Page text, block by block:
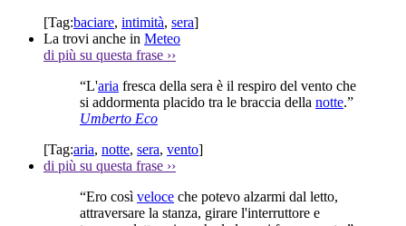
[Tag:baciare, intimità, sera]
La trovi anche in Meteo
di più su questa frase ››
“L'aria fresca della sera è il respiro del vento che
si addormenta placido tra le braccia della notte.”
Umberto Eco
[Tag:aria, notte, sera, vento]
di più su questa frase ››
“Ero così veloce che potevo alzarmi dal letto,
attraversare la stanza, girare l'interruttore e